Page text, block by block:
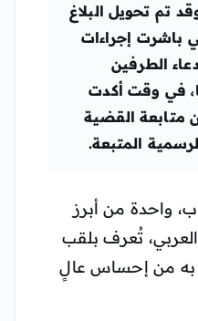
تم تحويل البلاغ
باشرت إجراءات
الطرفين
في وقت أكدت
متابعة القضية
المتبعة.
واحدة من أبرز
العربي، تُعرف بلقب
به من إحساس عالٍ